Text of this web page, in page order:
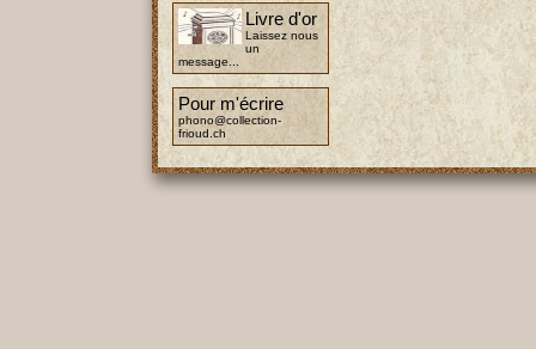
Livre d'or
Laissez nous
un
message...
Pour m'écrire
phono@collection-
frioud.ch